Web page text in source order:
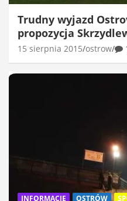
Trudny wyjazd
propozycja
15 sierpnia 2015 ostrow
INFORMACJE OSTRÓW